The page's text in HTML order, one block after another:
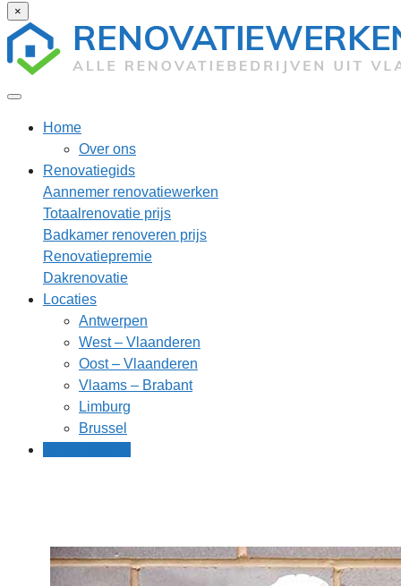
×
Home
Over ons
Renovatiegids
Aannemer renovatiewerken
Totaalrenovatie prijs
Badkamer renoveren prijs
Renovatiepremie
Dakrenovatie
Locaties
Antwerpen
West – Vlaanderen
Oost – Vlaanderen
Vlaams – Brabant
Limburg
Brussel